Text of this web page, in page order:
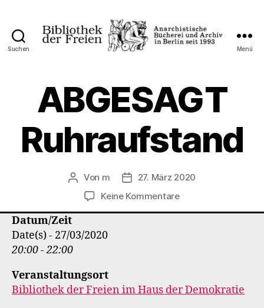
Suchen
Freien
Menü
ABGESAGT
Ruhraufstand
Beitragsautor
Von m Veröffentlichungsdatum
27. März 2020
Keine Kommentarezu
Datum/Zeit
Date(s) - 27/03/2020
20:00 - 22:00
Veranstaltungsort
Bibliothek der Freien im Haus der Demokratie